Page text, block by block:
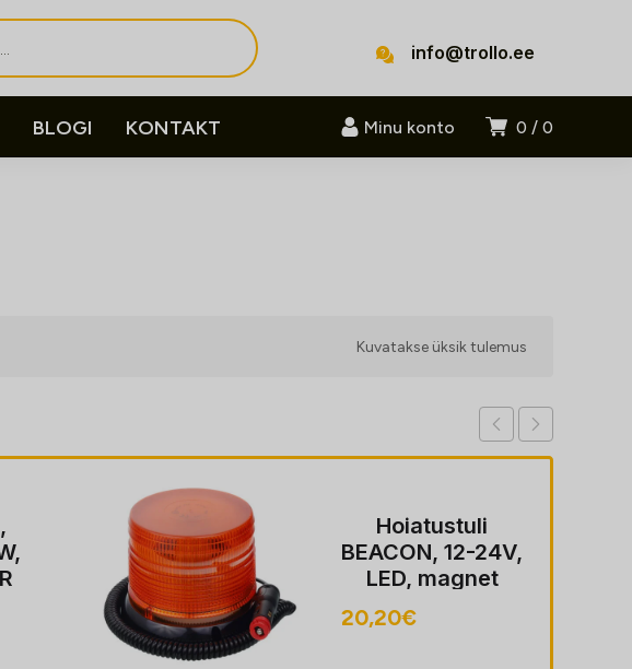
info@trollo.ee
0 0
Minu konto
BLOGI KONTAKT
Kuvatakse üksik tulemus
Hoiatustuli
BEACON, 12-24V,
LED, magnet
MOUNT, ECE
R10, FLASHING,
20,20€